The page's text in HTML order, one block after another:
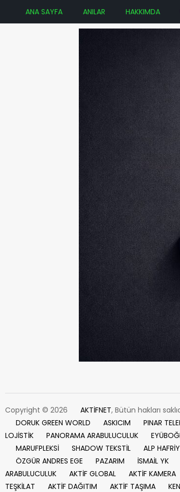
ANA SAYFA ANILAR HAKKIMDA
Copyright © 2026 AKTİFNET, Bütün hakları
DORUK GREEN WORLD
ASKICIM PINAR
LOJİSTİK
PANORAMA ARABULUCULUK
MARUFPLEKSİ
SHADOW TEKSTİL ALP
ÖZGÜR ANDRES EGE
PAZARIM İSMAİL YK
ARABULUCULUK
AKTİF GLOBAL AKTİF KAMERA
TEŞKİLAT
AKTİF DAĞITIM AKTİF TAŞIMA